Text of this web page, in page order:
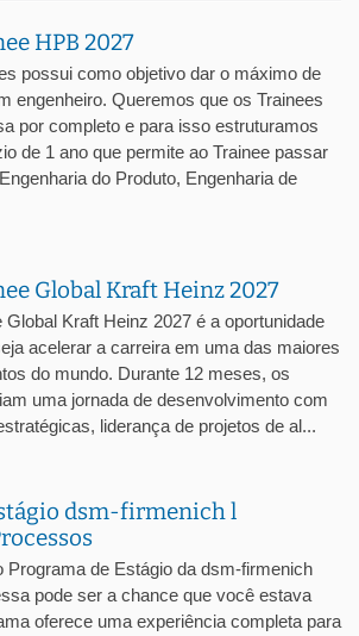
HPB 2027
possui como objetivo dar o máximo de
engenheiro. Queremos que os Trainees
por completo e para isso estruturamos
de 1 ano que permite ao Trainee passar
do Produto, Engenharia de
Global Kraft Heinz 2027
Kraft Heinz 2027 é a oportunidade
acelerar a carreira em uma das maiores
do mundo. Durante 12 meses, os
uma jornada de desenvolvimento com
liderança de projetos de al...
dsm-firmenich l
Programa de Estágio da dsm-firmenich
pode ser a chance que você estava
oferece uma experiência completa para